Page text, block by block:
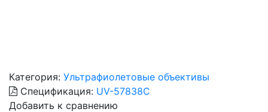
Категория: Ультрафиолетовые объективы
Спецификация: UV-57838C
Добавить к сравнению